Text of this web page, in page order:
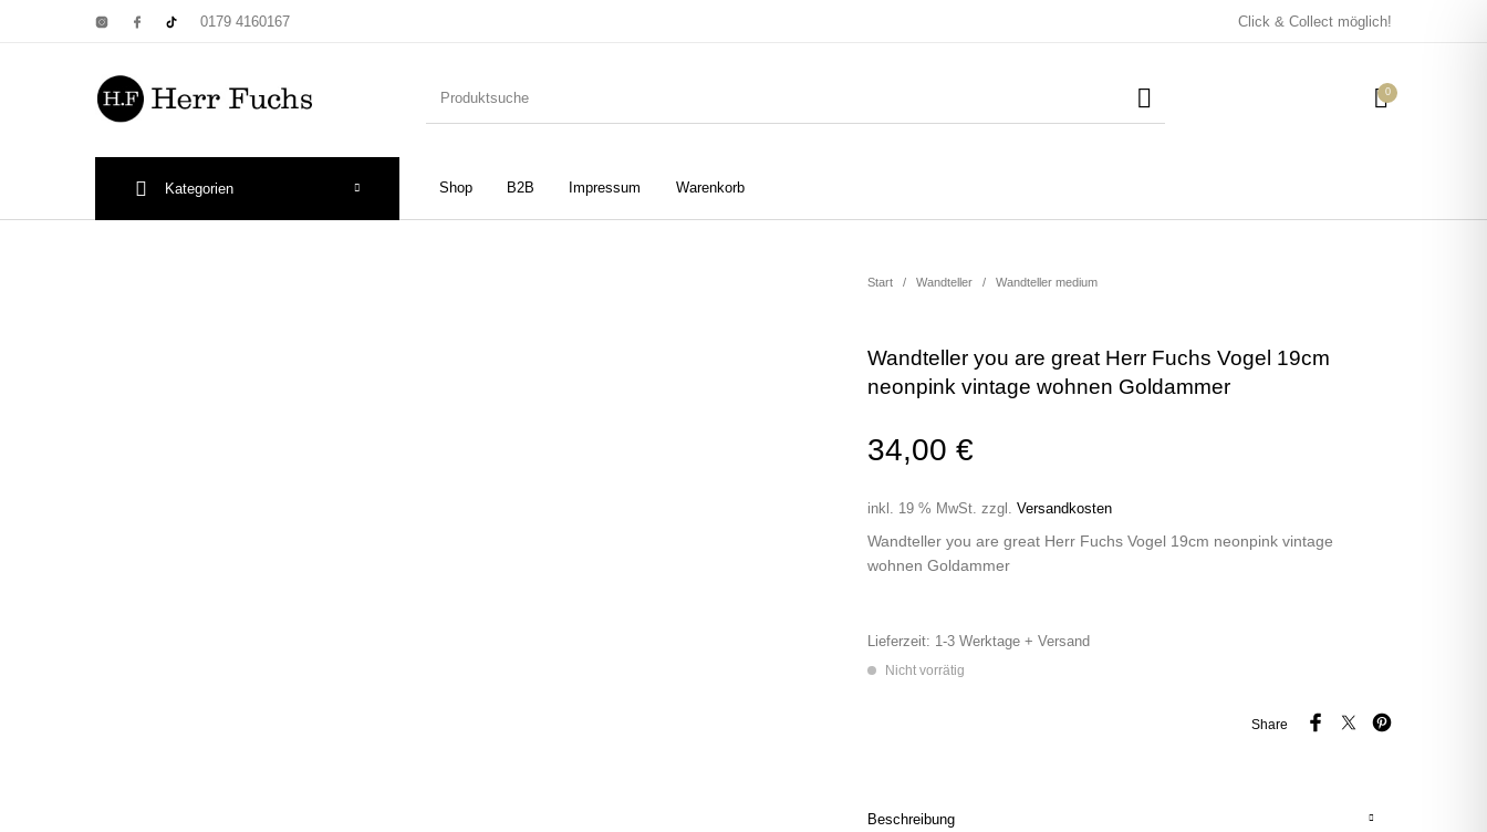
0179 4160167 Click & Collect möglich!
0
Shop B2B Impressum Warenkorb
Kategorien
Taschen/Turnbeutel Tassen
Start / Wandteller / Wandteller medium
Wandteller you are great Herr Fuchs Vogel 19cm
neonpink vintage wohnen Goldammer
34,00 €
inkl. 19 % MwSt. zzgl. Versandkosten
Wandteller you are great Herr Fuchs Vogel 19cm neonpink vintage
wohnen Goldammer
Lieferzeit: 1-3 Werktage + Versand
Nicht vorrätig
Share
Beschreibung